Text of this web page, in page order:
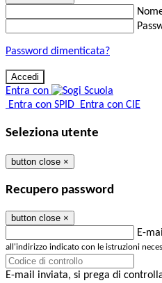
Password dimenticata?
Entra con
Entra con SPID Entra con CIE
Seleziona utente
button close ×
Recupero password
button close ×
E-
all'indirizzo indicato con le istruzioni
E-mail inviata, si prega di